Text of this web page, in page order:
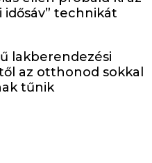
idősáv” technikát
lakberendezési
az otthonod sokkal
tűnik